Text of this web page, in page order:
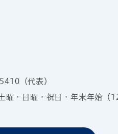
（代表）
曜・日曜・祝日・年末年始（